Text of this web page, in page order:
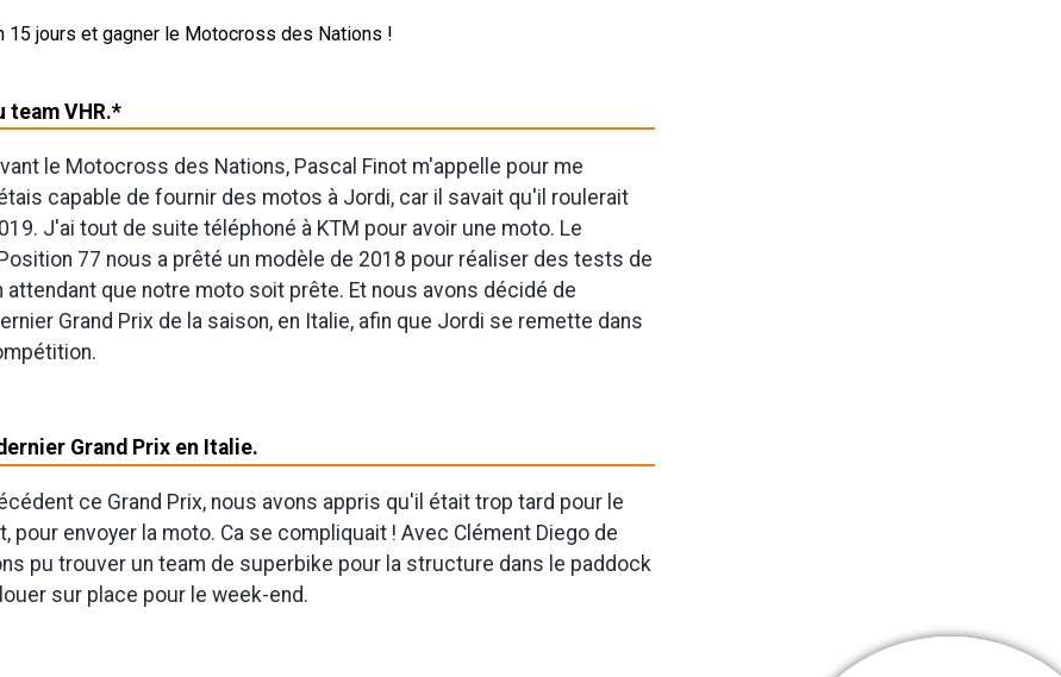
team VHR.*
le Motocross des Nations, Pascal Finot m'appelle pour me
capable de fournir des motos à Jordi, car il savait qu'il roulerait
J'ai tout de suite téléphoné à KTM pour avoir une moto. Le
77 nous a prêté un modèle de 2018 pour réaliser des tests de
attendant que notre moto soit prête. Et nous avons décidé de
Grand Prix de la saison, en Italie, afin que Jordi se remette dans
Grand Prix en Italie.
ce Grand Prix, nous avons appris qu'il était trop tard pour le
pour envoyer la moto. Ca se compliquait ! Avec Clément Diego de
pu trouver un team de superbike pour la structure dans le paddock
sur place pour le week-end.